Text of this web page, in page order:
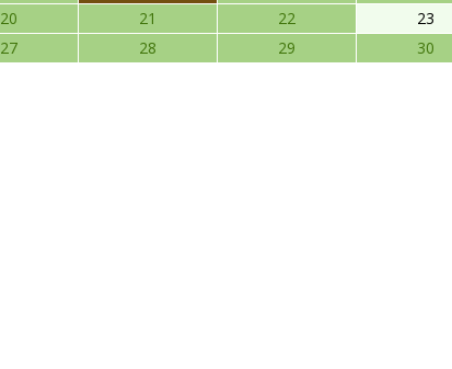
20 21 22 23
27 28 29 30